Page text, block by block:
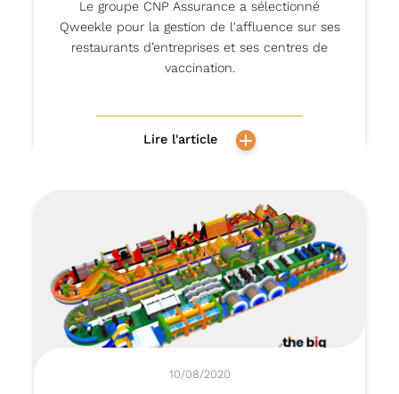
Le groupe CNP Assurance a sélectionné
Qweekle pour la gestion de l'affluence sur ses
restaurants d’entreprises et ses centres de
vaccination.
Lire l'article
10/08/2020